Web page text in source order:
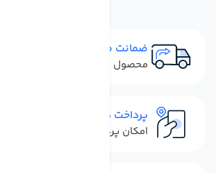
ضمانت مرجوعی
محصول نباید آسیب دیده باشد
پرداخت در محل
امکان پرداخت کل فاکتور در محل